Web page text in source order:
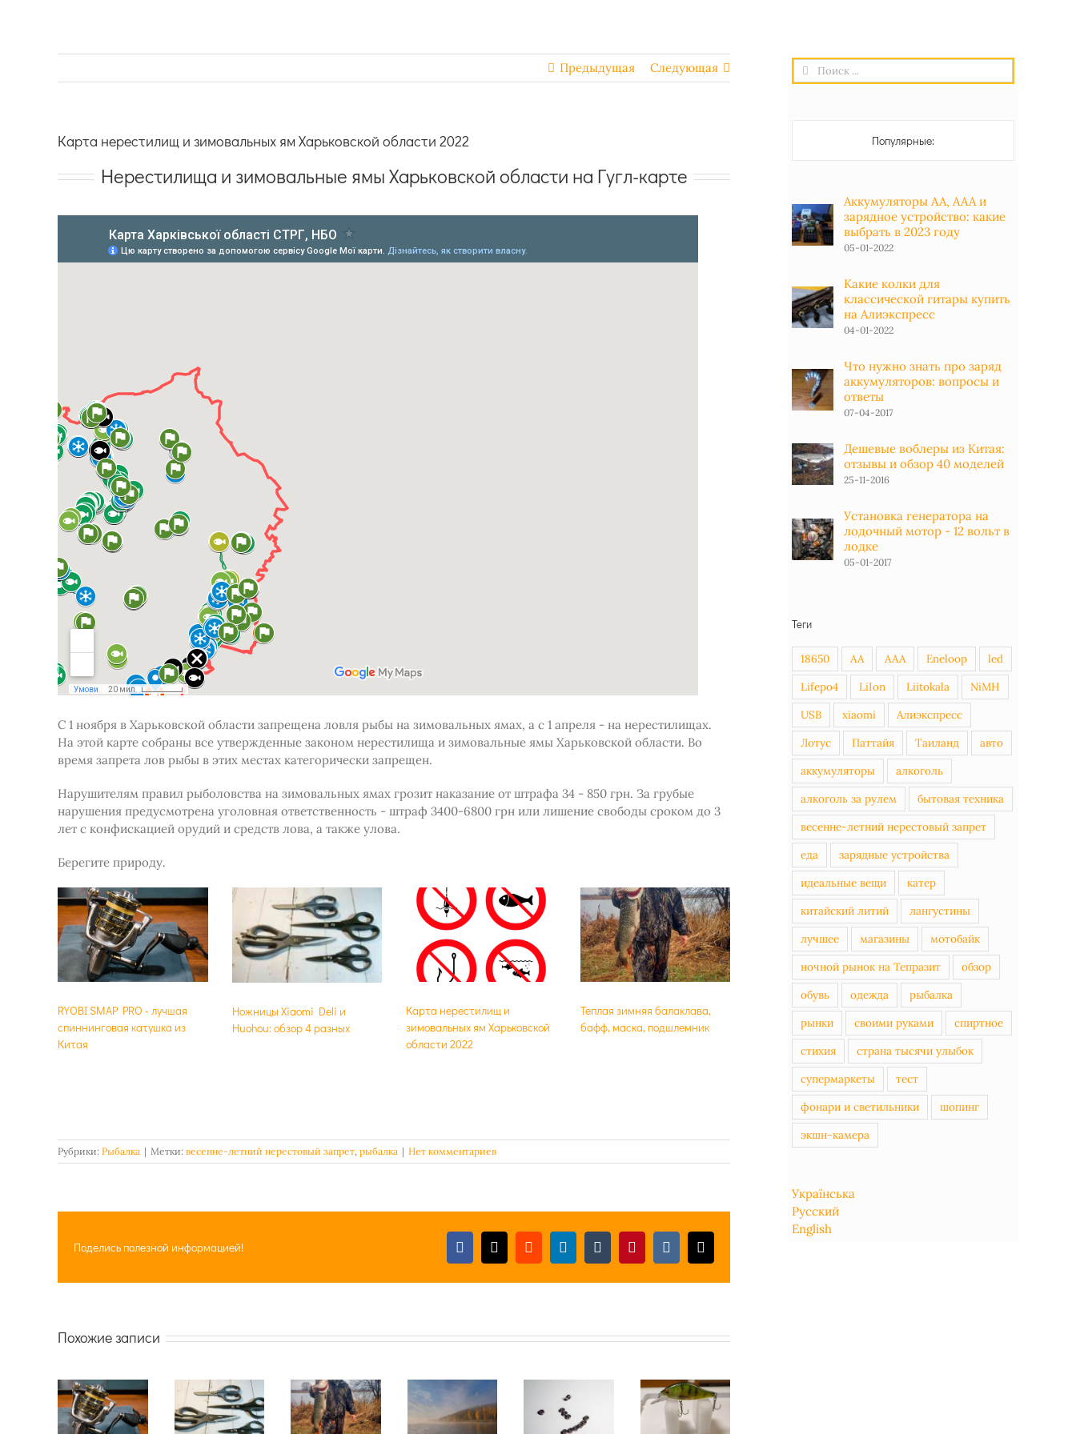
Предыдущая Следующая
Карта нерестилищ и зимовальных ям Харьковской области 2022
Нерестилища и зимовальные ямы Харьковской области на Гугл-карте
С 1 ноября в Харьковской области запрещена ловля рыбы на зимовальных ямах, а с 1 апреля - на нерестилищах.
На этой карте собраны все утвержденные законом нерестилища и зимовальные ямы Харьковской области. Во
время запрета лов рыбы в этих местах категорически запрещен.
Нарушителям правил рыболовства на зимовальных ямах грозит наказание от штрафа 34 - 850 грн. За грубые
нарушения предусмотрена уголовная ответственность - штраф 3400-6800 грн или лишение свободы сроком до 3
лет с конфискацией орудий и средств лова, а также улова.
Берегите природу.
RYOBI SMAP PRO - лучшая
спиннинговая катушка из
Китая
Ножницы Xiaomi Deli и
Huohou: обзор 4 разных
Карта нерестилищ и
зимовальных ям Харьковской
области 2022
Теплая зимняя балаклава,
бафф, маска, подшлемник
Рубрики: Рыбалка | Метки: весенне-летний нерестовый запрет рыбалка | Нет комментариев
Поделись полезной информацией! Facebook
X RedditLinkedInTumblrPinterest
Vk Email
Похожие записи
RYOBI SMAP
PRO - лучшая
спиннинговая
Ножницы
Xiaomi Deli и
Huohou:
Теплая
зимняя
балаклава,
Какой
должна быть
зимняя
Каталог
подшипников
Daiwa,
Фирменные
китайские
воблеры с
Результат
поиска:
Популярные:
Аккумуляторы АА, ААА и
зарядное устройство: какие
выбрать в 2023 году
05-01-2022
Какие колки для
классической гитары купить
на Алиэкспресс
04-01-2022
Что нужно знать про заряд
аккумуляторов: вопросы и
ответы
07-04-2017
Дешевые воблеры из Китая:
отзывы и обзор 40 моделей
25-11-2016
Установка генератора на
лодочный мотор - 12 вольт в
лодке
05-01-2017
Теги
18650 AA AAA Eneloop
led
Lifepo4
LiIon Liitokala
NiMH
USB
xiaomi
Алиэкспресс
Лотус
Паттайя Таиланд
авто
аккумуляторы
алкоголь
алкоголь за рулем
бытовая техника
весенне-летний нерестовый запрет
еда
зарядные устройства
идеальные вещи
катер
китайский литий
лангустины
лучшее
магазины
мотобайк
ночной рынок на Тепразит
обзор
обувь
одежда
рыбалка
рынки
своими руками
спиртное
стихия
страна тысячи улыбок
супермаркеты
тест
фонари и светильники
шопинг
экшн-камера
Українська
Русский
English